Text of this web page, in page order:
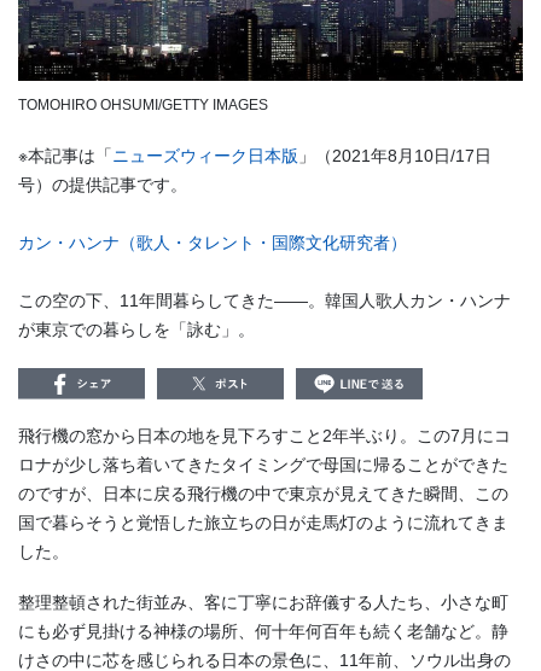
TOMOHIRO OHSUMI/GETTY IMAGES
※本記事は「ニューズウィーク日本版 」（2021年8月10日/17日
号）の提供記事です。
カン・ハンナ（歌人・タレント・国際文化研究者）
この空の下、11年間暮らしてきた――。韓国人歌人カン・ハンナ
が東京での暮らしを「詠む」。
飛行機の窓から日本の地を見下ろすこと2年半ぶり。この7月にコ
ロナが少し落ち着いてきたタイミングで母国に帰ることができた
のですが、日本に戻る飛行機の中で東京が見えてきた瞬間、この
国で暮らそうと覚悟した旅立ちの日が走馬灯のように流れてきま
した。
整理整頓された街並み、客に丁寧にお辞儀する人たち、小さな町
にも必ず見掛ける神様の場所、何十年何百年も続く老舗など。静
けさの中に芯を感じられる日本の景色に、11年前、ソウル出身の